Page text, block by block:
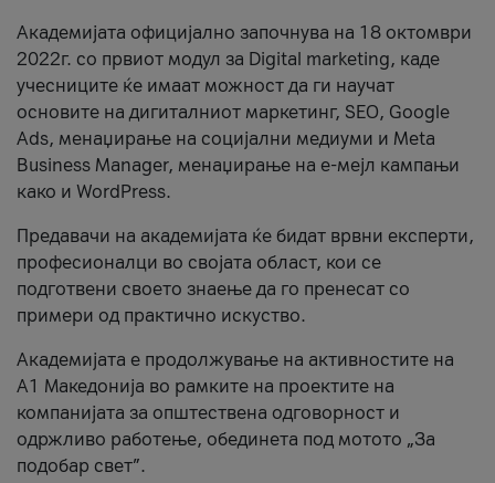
Академијата официјално започнува на 18 октомври
2022г. со првиот модул за Digital marketing, каде
учесниците ќе имаат можност да ги научат
основите на дигиталниот маркетинг, SEO, Google
Ads, менаџирање на социјални медиуми и Meta
Business Manager, менаџирање на е-мејл кампањи
како и WordPress.
Предавачи на академијата ќе бидат врвни експерти,
професионалци во својата област, кои се
подготвени своето знаење да го пренесат со
примери од практично искуство.
Академијата е продолжување на активностите на
А1 Македонија во рамките на проектите на
компанијата за општествена одговорност и
одржливо работење, обединета под мотото „За
подобар свет”.